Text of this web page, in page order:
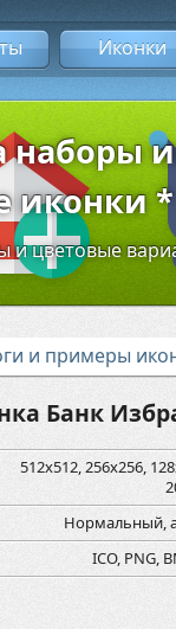
Иконки
наборы
иконки
и цветовые
и примеры
Банк
512x512, 256x256,
Нормальный,
ICO, PNG,